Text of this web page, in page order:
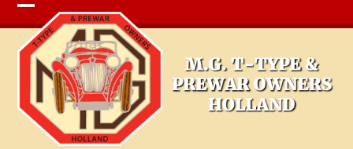
Open
mobile
menu
Close
mobile
menu